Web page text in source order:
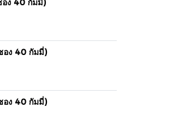
อง 40 กัมมี่)
อง 40 กัมมี่)
อง 40 กัมมี่)